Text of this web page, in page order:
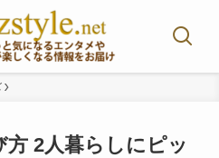
方 2人暮らしにピッ